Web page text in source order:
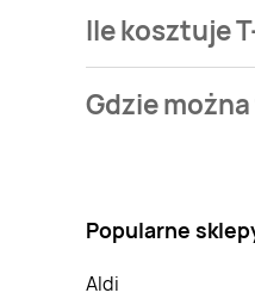
Ile kosztuje
w naszej bazie jest
Gdzie
Popularne
Aldi